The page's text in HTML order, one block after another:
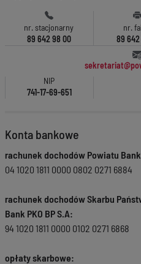
nr. stacjonarny
89 642 98 00
nr.
89 642
NIP
741-17-69-651
Konta bankowe
rachunek dochodów Powiatu Bank
04 1020 1811 0000 0802 0271 6884
rachunek dochodów Skarbu
Bank PKO BP S.A:
94 1020 1811 0000 0102 0271 6868
opłaty skarbowe: